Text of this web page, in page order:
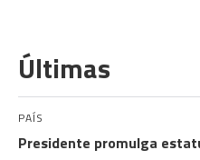
Últimas
PAÍS
Presidente promulga